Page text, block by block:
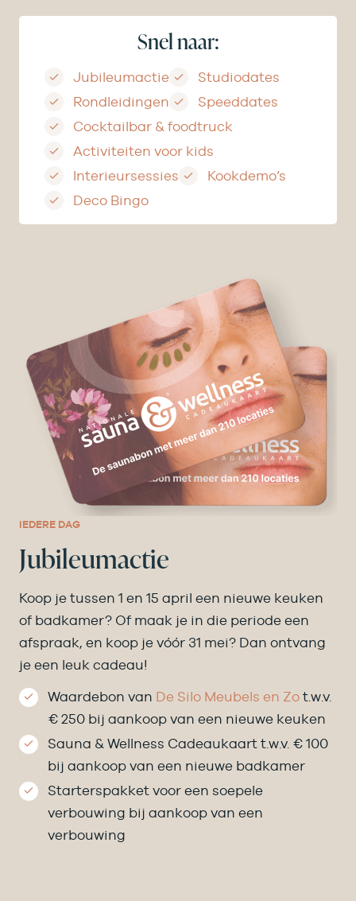
Snel naar:
Jubileumactie
Studiodates
Rondleidingen
Speeddates
Cocktailbar & foodtruck
Activiteiten voor kids
Interieursessies
Kookdemo’s
Deco Bingo
IEDERE DAG
Jubileumactie
Koop je tussen 1 en 15 april een nieuwe keuken
of badkamer? Of maak je in die periode een
afspraak, en koop je vóór 31 mei? Dan ontvang
je een leuk cadeau!
Waardebon van De Silo Meubels en Zo t.w.v.
€ 250 bij aankoop van een nieuwe keuken
Sauna & Wellness Cadeaukaart t.w.v. € 100
bij aankoop van een nieuwe badkamer
Starterspakket voor een soepele
verbouwing bij aankoop van een
verbouwing